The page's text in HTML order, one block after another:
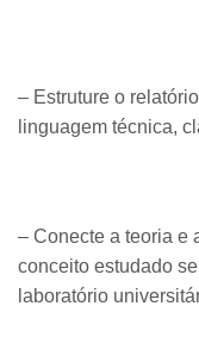
– Estruture o
linguagem técnica,
– Conecte a teoria e
conceito estudado
laboratório